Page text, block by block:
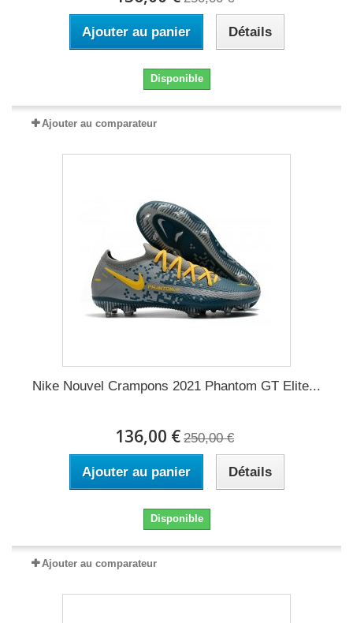
Ajouter au panier Détails
Disponible
Ajouter au comparateur
Nike Nouvel Crampons 2021 Phantom GT Elite...
136,00 € 250,00 €
Ajouter au panier Détails
Disponible
Ajouter au comparateur